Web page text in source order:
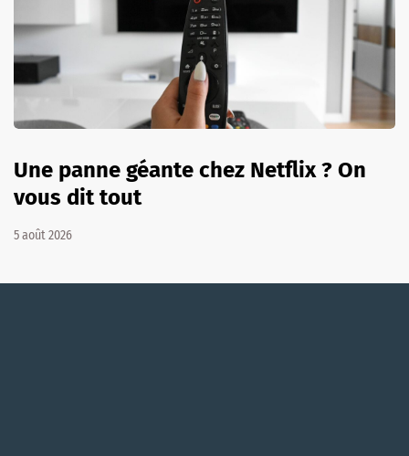
Une panne géante chez Netflix ? On
vous dit tout
5 août 2026